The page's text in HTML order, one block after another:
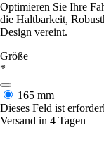
Optimieren Sie Ihre
die Haltbarkeit,
Design vereint.
Größe
*
165 mm
Dieses Feld ist
Versand in 4 Tagen